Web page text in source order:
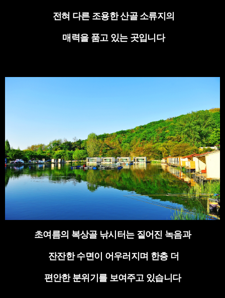
전혀 다른 조용한 산골 소류지의
매력을 품고 있는 곳입니다
초여름의 복상골 낚시터는 짙어진 녹음과
잔잔한 수면이 어우러지며 한층 더
편안한 분위기를 보여주고 있습니다